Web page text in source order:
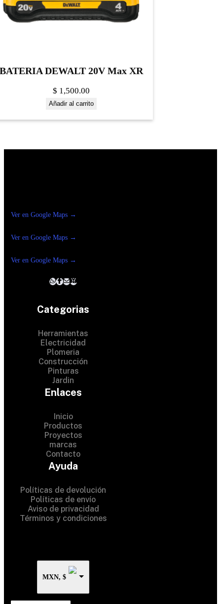
DEWALT 20V Max XR
$ 1,500.00
Añadir al carrito
Ver en Google Maps →
Ver en Google Maps →
Ver en Google Maps →
Categorias
Herramientas
Electricidad
Plomeria
Construcción
Pinturas
Jardin
Enlaces
Inicio
Productos
Proyectos
marcas
Contacto
Ayuda
Políticas de devolución
Políticas de envío
Aviso de privacidad
Términos y condiciones
MXN, $